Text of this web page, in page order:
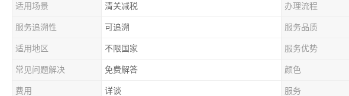
适用场景 清关减税 办理流程
服务追溯性 可追溯 服务品质
适用地区 不限国家 服务优势
常见问题解决 免费解答 颜色
费用 详谈 服务